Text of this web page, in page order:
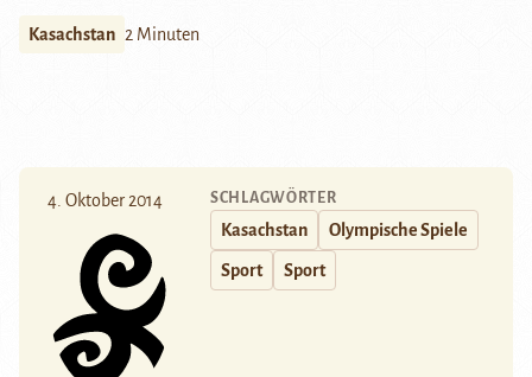
Kasachstan 2 Minuten
4. Oktober 2014 SCHLAGWÖRTER
Kasachstan Olympische Spiele
Sport Sport